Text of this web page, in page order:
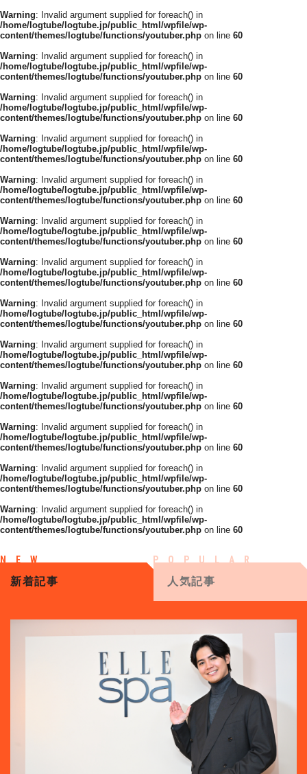
Warning: Invalid argument supplied for foreach() in
/home/logtube/logtube.jp/public_html/wpfile/wp-
content/themes/logtube/functions/youtuber.php on line 60
Warning: Invalid argument supplied for foreach() in
/home/logtube/logtube.jp/public_html/wpfile/wp-
content/themes/logtube/functions/youtuber.php on line 60
Warning: Invalid argument supplied for foreach() in
/home/logtube/logtube.jp/public_html/wpfile/wp-
content/themes/logtube/functions/youtuber.php on line 60
Warning: Invalid argument supplied for foreach() in
/home/logtube/logtube.jp/public_html/wpfile/wp-
content/themes/logtube/functions/youtuber.php on line 60
Warning: Invalid argument supplied for foreach() in
/home/logtube/logtube.jp/public_html/wpfile/wp-
content/themes/logtube/functions/youtuber.php on line 60
Warning: Invalid argument supplied for foreach() in
/home/logtube/logtube.jp/public_html/wpfile/wp-
content/themes/logtube/functions/youtuber.php on line 60
Warning: Invalid argument supplied for foreach() in
/home/logtube/logtube.jp/public_html/wpfile/wp-
content/themes/logtube/functions/youtuber.php on line 60
Warning: Invalid argument supplied for foreach() in
/home/logtube/logtube.jp/public_html/wpfile/wp-
content/themes/logtube/functions/youtuber.php on line 60
Warning: Invalid argument supplied for foreach() in
/home/logtube/logtube.jp/public_html/wpfile/wp-
content/themes/logtube/functions/youtuber.php on line 60
Warning: Invalid argument supplied for foreach() in
/home/logtube/logtube.jp/public_html/wpfile/wp-
content/themes/logtube/functions/youtuber.php on line 60
Warning: Invalid argument supplied for foreach() in
/home/logtube/logtube.jp/public_html/wpfile/wp-
content/themes/logtube/functions/youtuber.php on line 60
Warning: Invalid argument supplied for foreach() in
/home/logtube/logtube.jp/public_html/wpfile/wp-
content/themes/logtube/functions/youtuber.php on line 60
Warning: Invalid argument supplied for foreach() in
/home/logtube/logtube.jp/public_html/wpfile/wp-
content/themes/logtube/functions/youtuber.php on line 60
新着記事 人気記事